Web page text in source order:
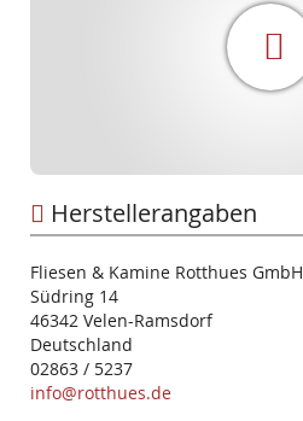
Herstellerangaben
Fliesen & Kamine Rotthues GmbH
Südring 14
46342 Velen-Ramsdorf
Deutschland
02863 / 5237
info@rotthues.de